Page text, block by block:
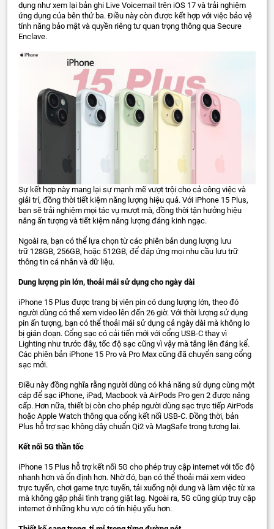
dụng như xem lại bản ghi Live Voicemail trên iOS 17 và trải nghiệm
ứng dụng của bên thứ ba. Điều này còn được kết hợp với việc bảo vệ
tính năng bảo mật và quyền riêng tư quan trọng thông qua Secure
Enclave.
Sự kết hợp này mang lại sự mạnh mẽ vượt trội cho cả công việc và
giải trí, đồng thời tiết kiệm năng lượng hiệu quả. Với iPhone 15 Plus,
bạn sẽ trải nghiệm mọi tác vụ mượt mà, đồng thời tận hưởng hiệu
năng ấn tượng và tiết kiệm năng lượng đáng kinh ngạc.
Ngoài ra, bạn có thể lựa chọn từ các phiên bản dung lượng lưu
trữ 128GB, 256GB, hoặc 512GB, để đáp ứng mọi nhu cầu lưu trữ
thông tin cá nhân và dữ liệu.
Dung lượng pin lớn, thoải mái sử dụng cho ngày dài
iPhone 15 Plus được trang bị viên pin có dung lượng lớn, theo đó
người dùng có thể xem video lên đến 26 giờ. Với thời lượng sử dụng
pin ấn tượng, bạn có thể thoải mái sử dụng cả ngày dài mà không lo
bị gián đoạn. Cổng sạc có cải tiến mới với cổng USB-C thay vì
Lighting như trước đây, tốc độ sạc cũng vì vậy mà tăng lên đáng kể.
Các phiên bản iPhone 15 Pro và Pro Max cũng đã chuyển sang cổng
sạc mới.
Điều này đồng nghĩa rằng người dùng có khả năng sử dụng cùng một
cáp để sạc iPhone, iPad, Macbook và AirPods Pro gen 2 được nâng
cấp. Hơn nữa, thiết bị còn cho phép người dùng sạc trực tiếp AirPods
hoặc Apple Watch thông qua cổng kết nối USB-C. Đồng thời, bản
Plus hỗ trợ sạc không dây chuẩn Qi2 và MagSafe trong tương lai.
Kết nối 5G thần tốc
iPhone 15 Plus hỗ trợ kết nối 5G cho phép truy cập internet với tốc độ
nhanh hơn và ổn định hơn. Nhờ đó, bạn có thể thoải mái xem video
trực tuyến, chơi game trực tuyến, tải xuống nội dung và làm việc từ xa
mà không gặp phải tình trạng giật lag. Ngoài ra, 5G cũng giúp truy cập
internet ở những khu vực có tín hiệu yếu hơn.